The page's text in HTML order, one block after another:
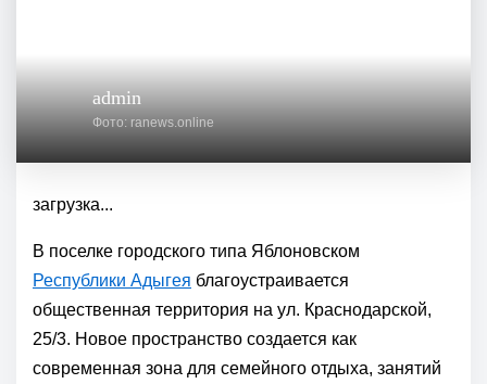
admin
Фото: ranews.online
загрузка...
В поселке городского типа Яблоновском
Республики Адыгея благоустраивается
общественная территория на ул. Краснодарской,
25/3. Новое пространство создается как
современная зона для семейного отдыха, занятий